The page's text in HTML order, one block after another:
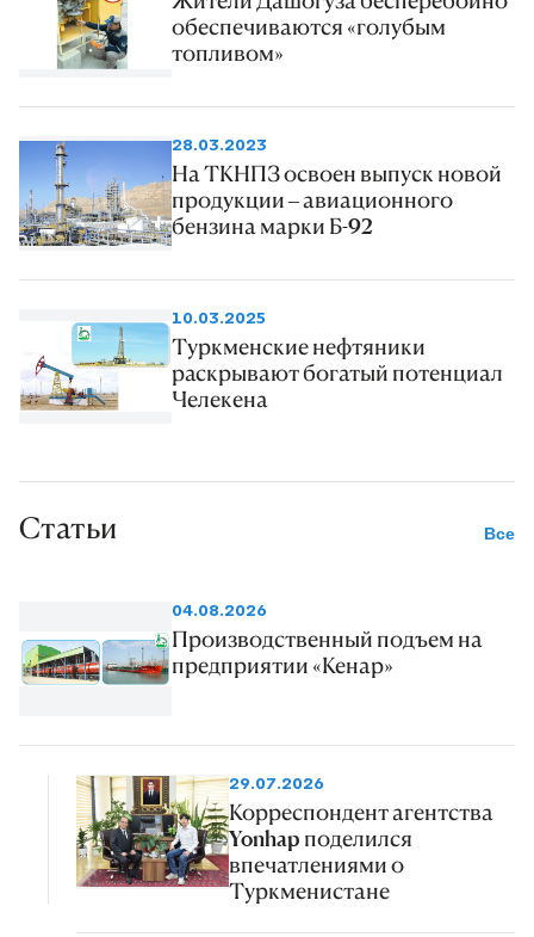
обеспечиваются «голубым
топливом»
28.03.2023
На ТКНПЗ освоен выпуск новой
продукции – авиационного
бензина марки Б-92
10.03.2025
Туркменские нефтяники
раскрывают богатый потенциал
Челекена
Статьи Все
04.08.2026
Производственный подъем на
предприятии «Кенар»
29.07.2026
Корреспондент агентства
Yonhap поделился
впечатлениями о
Туркменистане